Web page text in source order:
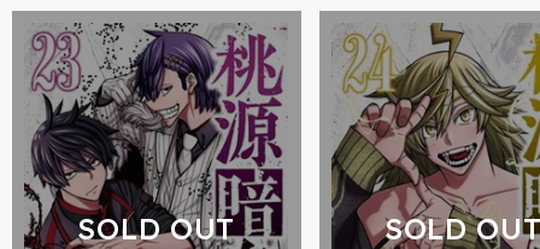
SOLD OUT SOLD